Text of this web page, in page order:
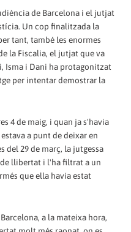
de Barcelona i el jutjat
Un cop finalitzada la
tant, també les enormes
la Fiscalia, el jutjat que va
Isma i Dani ha protagonitzat
per intentar demostrar la
4 de maig, i quan ja s'havia
a punt de deixar en
del 29 de març, la jutgessa
llibertat i l'ha filtrat a un
que ella havia estat
a la mateixa hora,